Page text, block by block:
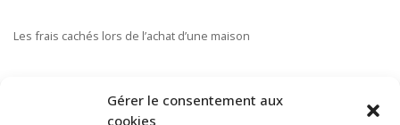
Gérer le consentement aux
cookies
Les frais cachés lors de l’achat d’une maison